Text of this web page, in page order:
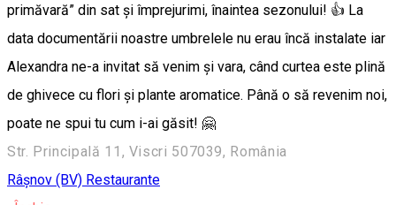
primăvară” din sat şi împrejurimi, înaintea sezonului! 👍 La
data documentării noastre umbrelele nu erau încă instalate iar
Alexandra ne-a invitat să venim şi vara, când curtea este plină
de ghivece cu flori şi plante aromatice. Până o să revenim noi,
poate ne spui tu cum i-ai găsit! 🤗
Str. Principală 11, Viscri 507039, România
Râşnov (BV) Restaurante